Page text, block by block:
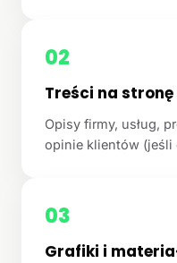
02
Treści na stronę
Opisy firmy, usług,
opinie klientów (jeśli
03
Grafiki i